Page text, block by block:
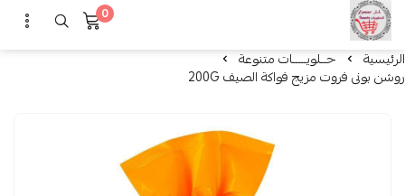
0
الرئيسية حــلويـــــات متنوعة
روشن بونى فروت مزيج فواكة الصيف 200G